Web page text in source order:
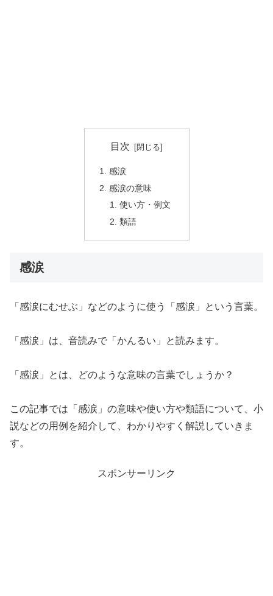
目次
感涙
感涙の意味
使い方・例文
類語
感涙
「感涙にむせぶ」などのように使う「感涙」という言葉。
「感涙」は、音読みで「かんるい」と読みます。
「感涙」とは、どのような意味の言葉でしょうか？
この記事では「感涙」の意味や使い方や類語について、小
説などの用例を紹介して、わかりやすく解説していきま
す。
スポンサーリンク